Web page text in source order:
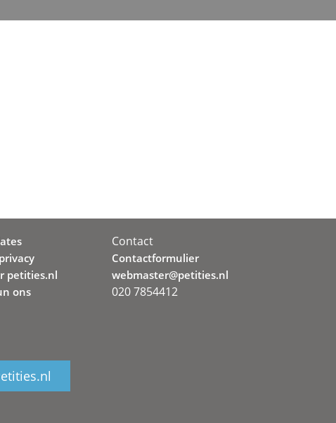
petities.nl
ons
Contact
Contactformulier
webmaster@petities.nl
020 7854412